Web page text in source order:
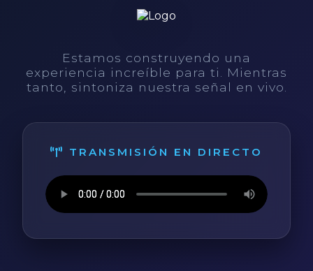
Estamos construyendo una
experiencia increíble para ti. Mientras
tanto, sintoniza nuestra señal en vivo.
TRANSMISIÓN EN DIRECTO